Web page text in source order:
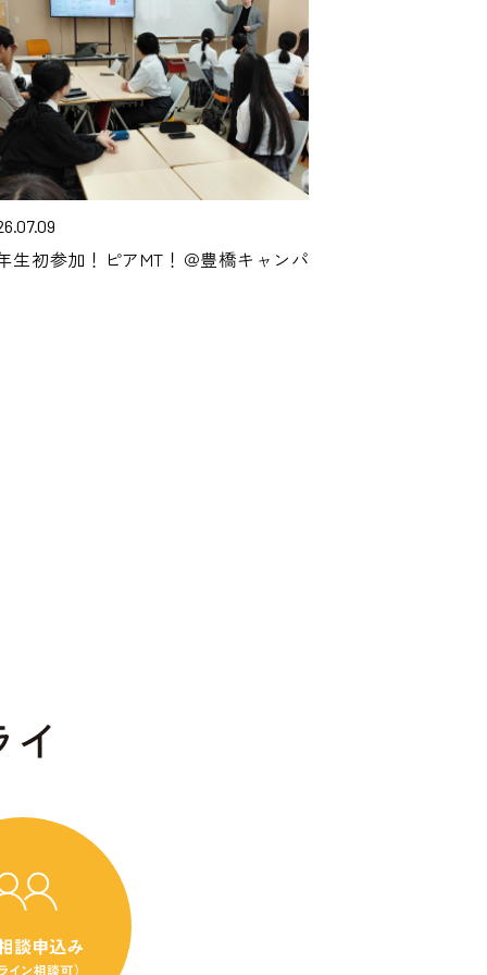
生初参加！ピアMT！＠豊橋キャンパ